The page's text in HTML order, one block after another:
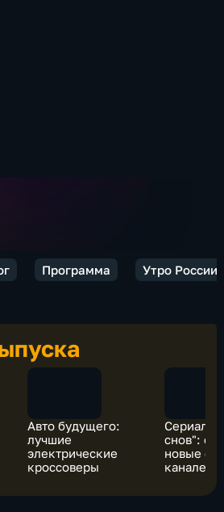
Программа Утро России
Авто будущего:
лучшие
электрические
кроссоверы
Сериал
снов":
новые
канале